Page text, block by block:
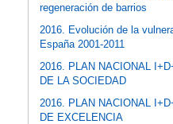
regeneración de barrios
2016. Evolución de la
España 2001-2011
2016. PLAN NACIONAL
DE LA SOCIEDAD
2016. PLAN NACIONAL
DE EXCELENCIA